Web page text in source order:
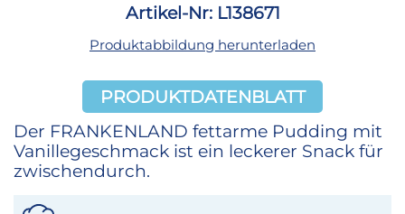
Artikel-Nr: L138671
Produktabbildung herunterladen
PRODUKTDATENBLATT
Der FRANKENLAND fettarme Pudding mit
Vanillegeschmack ist ein leckerer Snack für
zwischendurch.